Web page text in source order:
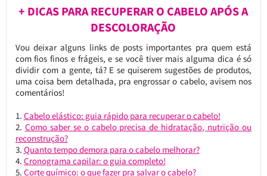
+ DICAS PARA RECUPERAR O CABELO APÓS A
DESCOLORAÇÃO
Vou deixar alguns links de posts importantes pra quem está
com fios finos e frágeis, e se você tiver mais alguma dica é só
dividir com a gente, tá? E se quiserem sugestões de produtos,
uma coisa bem detalhada, pra engrossar o cabelo, avisem nos
comentários!
Cabelo elástico: guia rápido para recuperar o cabelo!
Como saber se o cabelo precisa de hidratação, nutrição ou
reconstrução?
Quanto tempo demora para o cabelo melhorar?
Cronograma capilar: o guia completo!
Corte químico: o que fazer pra salvar o cabelo?